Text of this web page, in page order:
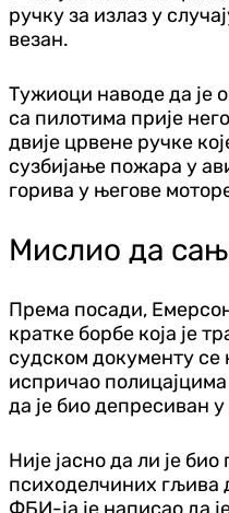
ручку за излаз у
везан.
Тужиоци наводе да је
са пилотима прије
двије црвене ручке
сузбијање пожара у
горива у његове
Мислио да
Према посади,
кратке борбе која је
судском документу се
испричао
да је био депресиван
Није јасно да ли је
психоделчиних гљива